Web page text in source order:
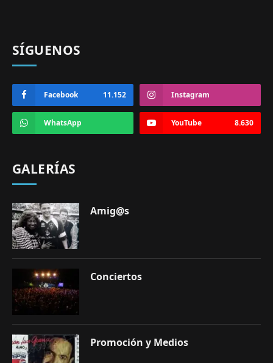
SÍGUENOS
Facebook 11.152 Instagram
WhatsApp YouTube 8.630
GALERÍAS
Amig@s
Conciertos
Promoción y Medios